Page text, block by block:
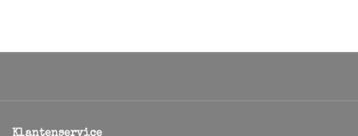
Klantenservice